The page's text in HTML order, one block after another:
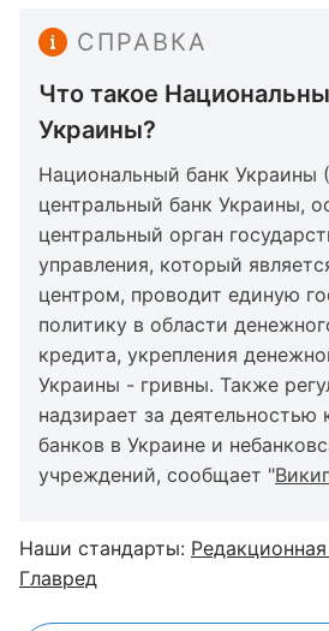
СПРАВКА
Что такое
Украины?
Национальный банк Украины
центральный банк Украины,
центральный орган
управления, который
центром, проводит единую
политику в области
кредита, укрепления
Украины - гривны. Также
надзирает за деятельностью
банков в Украине и
учреждений, сообщает "
Наши стандарты:
Главред